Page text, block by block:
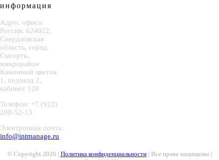
информация
Адрес офиса:
Россия, 624022,
Свердловская
область, город
Сысерть,
микрорайон
Каменный цветок
1, подъезд 2,
кабинет 120
Телефон: +7 (922)
208-52-13
Электронная почта:
info@intmanage.ru
© Copyright 2026 | Политика конфиденциальности| Все права защищены |